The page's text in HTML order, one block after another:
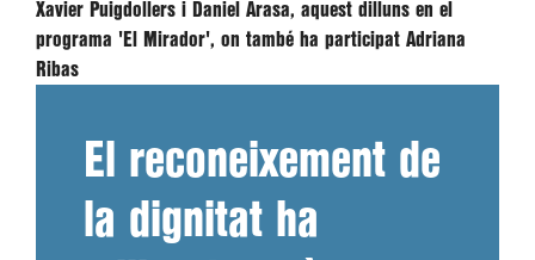
Xavier Puigdollers i Daniel Arasa, aquest dilluns en el
programa 'El Mirador', on també ha participat Adriana
Ribas
El reconeixement de
la dignitat ha